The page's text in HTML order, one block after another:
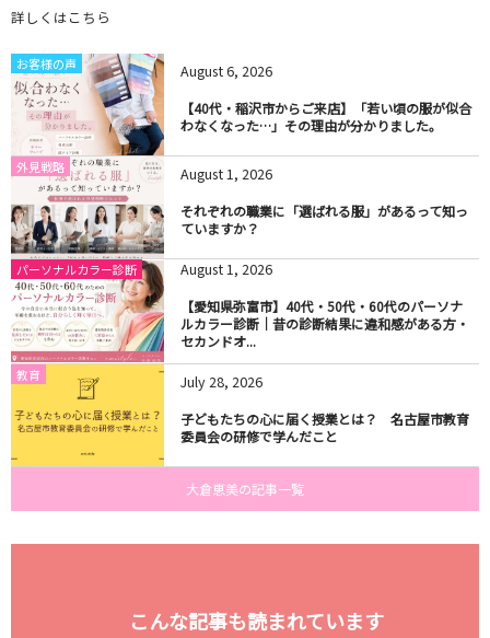
詳しくはこちら
お客様の声 August6, 2026
【40代・稲沢市からご来店】「若い頃の服が似合
わなくなった…」その理由が分かりました。
外見戦略 August 1 , 2026
それぞれの職業に「選ばれる服」があるって知っ
ていますか？
パーソナルカラー診断 August 1 , 2026
【愛知県弥富市】40代・50代・60代のパーソナ
ルカラー診断｜昔の診断結果に違和感がある方・
セカンドオ...
教育 July 28, 2026
子どもたちの心に届く授業とは？ 名古屋市教育
委員会の研修で学んだこと
大倉恵美の記事一覧
こんな記事も読まれています